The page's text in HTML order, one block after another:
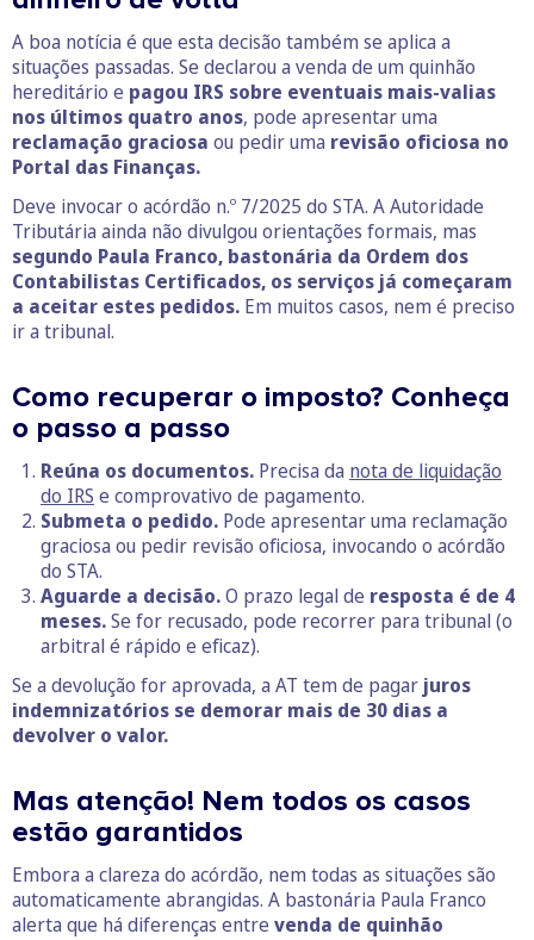
A boa notícia é que esta decisão também se aplica a
situações passadas. Se declarou a venda de um quinhão
hereditário e pagou IRS sobre eventuais mais-valias
nos últimos quatro anos, pode apresentar uma
reclamação graciosa ou pedir uma revisão oficiosa no
Portal das Finanças.
Deve invocar o acórdão n.º 7/2025 do STA. A Autoridade
Tributária ainda não divulgou orientações formais, mas
segundo Paula Franco, bastonária da Ordem dos
Contabilistas Certificados, os serviços já começaram
a aceitar estes pedidos. Em muitos casos, nem é preciso
ir a tribunal.
Como recuperar o imposto? Conheça
o passo a passo
Reúna os documentos. Precisa da nota de liquidação
do IRS e comprovativo de pagamento.
Submeta o pedido. Pode apresentar uma reclamação
graciosa ou pedir revisão oficiosa, invocando o acórdão
do STA.
Aguarde a decisão.O prazo legal de resposta é de 4
meses.Se for recusado, pode recorrer para tribunal (o
arbitral é rápido e eficaz).
Se a devolução for aprovada, a AT tem de pagar juros
indemnizatórios se demorar mais de 30 dias a
devolver o valor.
Mas atenção! Nem todos os casos
estão garantidos
Embora a clareza do acórdão, nem todas as situações são
automaticamente abrangidas. A bastonária Paula Franco
alerta que há diferenças entre venda de quinhão